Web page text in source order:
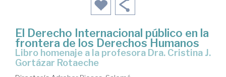
El Derecho Internacional público en la
frontera de los Derechos Humanos
Libro homenaje a la profesora Dra. Cristina J.
Gortázar Rotaeche